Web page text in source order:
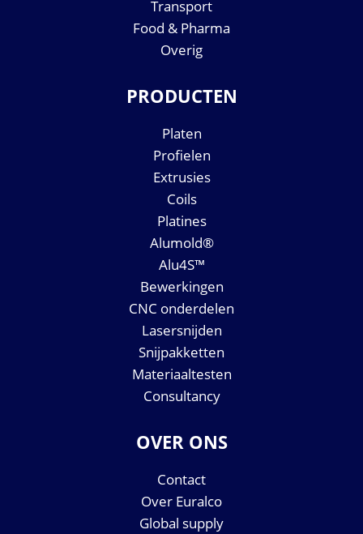
Transport
Food & Pharma
Overig
PRODUCTEN
Platen
Profielen
Extrusies
Coils
Platines
Alumold®
Alu4S™
Bewerkingen
CNC onderdelen
Lasersnijden
Snijpakketten
Materiaaltesten
Consultancy
OVER ONS
Contact
Over Euralco
Global supply